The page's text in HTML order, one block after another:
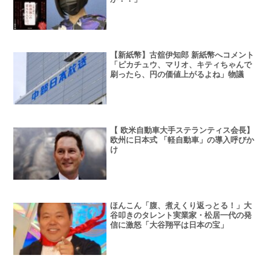
【新紙幣】古舘伊知郎 新紙幣へコメント
「ピカチュウ、マリオ、キティちゃんで
刷ったら、円の価値上がるよね」物議
【 欧米自動車大手ステランティス会長】
欧州に日本式 「軽自動車」の導入呼びか
け
ほんこん「腹、煮えくり返っとる！」大
谷叩きのタレント実業家・松居一代の発
信に激怒「大谷翔平は日本の宝」